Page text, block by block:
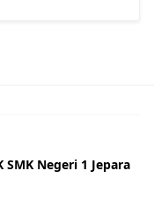
SMK Negeri 1 Jepara